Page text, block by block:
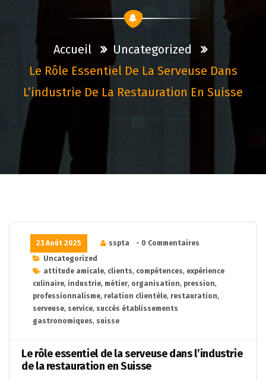
Accueil
Uncategorized
Le Rôle Essentiel De La Serveuse Dans
L’industrie De La Restauration En Suisse
23 Août 2025 sspta
- 0 Commentaires
Uncategorized
attitude amicale, clients, compétences, expérience
culinaire, industrie, métier, organisation, pression,
professionnalisme, relation clientèle, restauration,
serveuse, service, succès établissements
gastronomiques, suisse
Le rôle essentiel de la serveuse dans l’industrie
de la restauration en Suisse